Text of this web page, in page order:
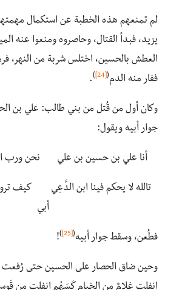
لم تمنعهم هذه الخطبة عن استكمال
يزيد، فبدأ القتال، وحاصروه ومنعوا عنه
العطش بالحسين، اختلس شربة من النهر،
ففار منه الدم(
[24]
)
.
وكان أول من قُتل من بني طالب: علي بن
جوار أبيه ويقول:
أنا علي بن حسين بن علي نحن ورب
تالله لا يحكم فينا ابن الدَّعِي كيف
أبي
فطُعن، وسقط جوار أبيه(
[25]
)
!
وحين ضاق الحصار على الحسين حتى رُفعت